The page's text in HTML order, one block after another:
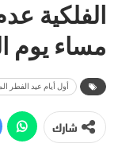
الفلكية
مساء يوم
أول أيام عيد الفطر
شارك